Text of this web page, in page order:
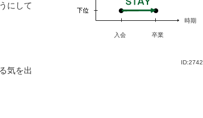
他の大手予備校と比較するとかなり料金は高くな
ことができます。またカリキュラムのみならず、
にして
気を出
時期
入会 卒業
ID:2742